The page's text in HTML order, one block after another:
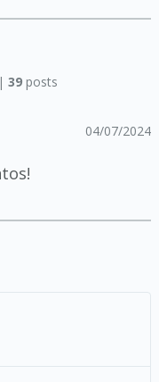
39posts
04/07/2024